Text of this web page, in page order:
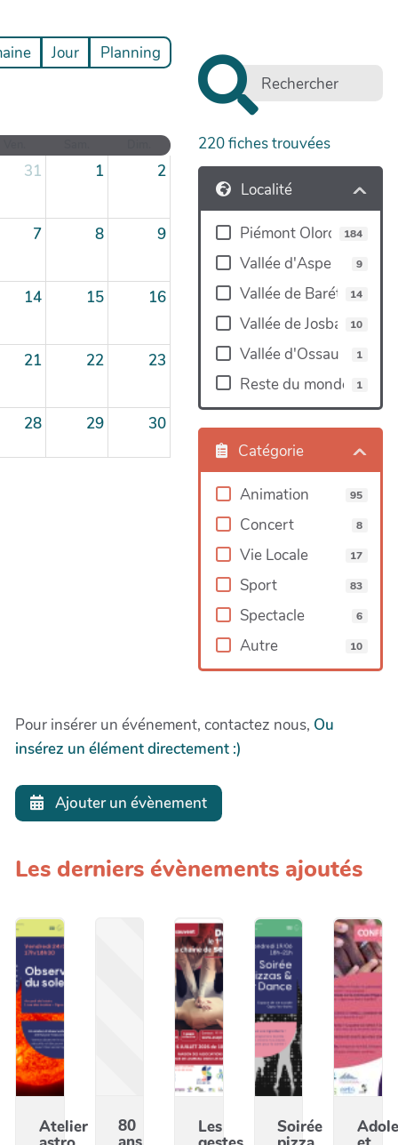
220fiches trouvées
Localité
Piémont Oloronais
184
Vallée d'Aspe 9
Vallée de Barétous
14
Vallée de Josbaig10
Vallée d'Ossau 1
Reste du monde 1
Catégorie
Animation 95
Concert 8
Vie Locale 17
Sport 83
Spectacle 6
Autre 10
Jour Planning
31 1 2
7 8 9
14 15 16
21 22 23
28 29 30
Pour insérer un événement, contactez nous, Ou
insérez un élément directement :)
Ajouter un évènement
Les derniers évènements ajoutés
Atelier 80 Les Soirée